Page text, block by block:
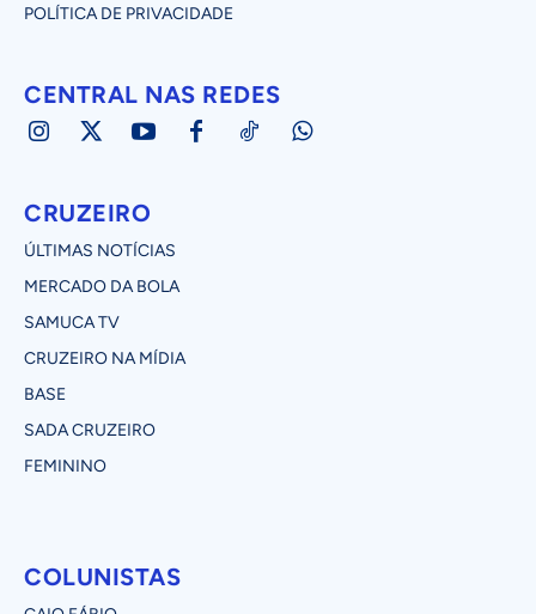
POLÍTICA DE PRIVACIDADE
CENTRAL NAS REDES
CRUZEIRO
ÚLTIMAS NOTÍCIAS
MERCADO DA BOLA
SAMUCA TV
CRUZEIRO NA MÍDIA
BASE
SADA CRUZEIRO
FEMININO
COLUNISTAS